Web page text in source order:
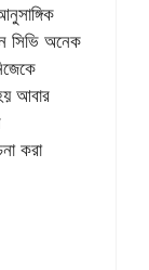
সিভি অনেক
আবার
করা